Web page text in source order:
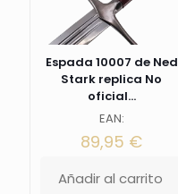
Espada 10007 de Ned
Stark replica No
oficial...
EAN:
89,95 €
Añadir al carrito